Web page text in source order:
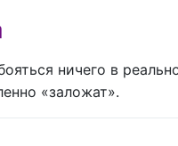
ничего в
«заложат».